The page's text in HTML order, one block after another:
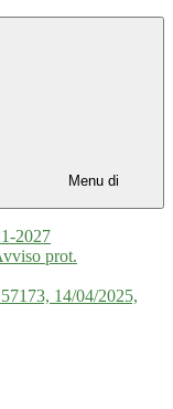
Menu di
2027
prot.
14/04/2025,